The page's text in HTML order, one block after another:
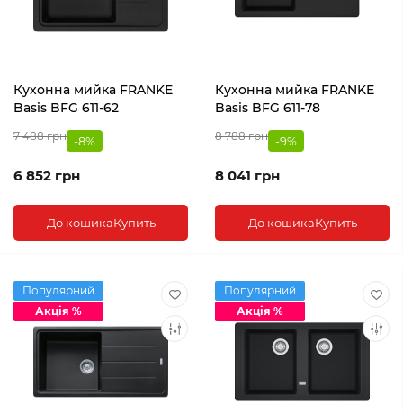
Кухонна мийка FRANKE
Basis BFG 611-62
7 488 грн -8%
6 852 грн
До кошикаКупить
Кухонна мийка FRANKE
Basis BFG 611-78
8 788 грн -9%
8 041 грн
До кошикаКупить
Популярний
Акція %
Популярний
Акція %